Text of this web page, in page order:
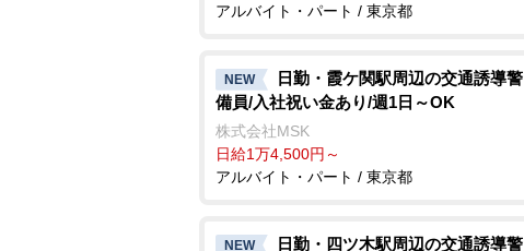
アルバイト・パート / 東京都
NEW
日勤・霞ケ関駅周辺の交通誘導警
備員/入社祝い金あり/週1日～OK
株式会社MSK
日給1万4,500円～
アルバイト・パート / 東京都
NEW
日勤・四ツ木駅周辺の交通誘導警